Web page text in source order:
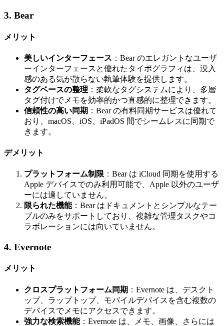
3. Bear
メリット
美しいインターフェース ：Bear のエレガントなユーザ
ーインターフェースと優れたタイポグラフィは、没入
感のある気が散らない執筆体験を提供します。
タグベースの整理 ：柔軟なタグシステムにより、多層
タグ付けでメモを効率的かつ直感的に整理できます。
信頼性の高い同期 ：Bear の有料同期サービスは優れて
おり、macOS、iOS、iPadOS 間でシームレスに同期で
きます。
デメリット
プラットフォーム制限 ：Bear は iCloud 同期を使用する
Apple デバイスでのみ利用可能で、Apple 以外のユーザ
ーには適していません。
限られた機能：Bear はドキュメントとシンプルなテー
ブルのみをサポートしており、複雑な管理タスクやコ
ラボレーションには向いていません。
4. Evernote
メリット
クロスプラットフォーム同期 ：Evernote は、デスクト
ップ、ラップトップ、モバイルデバイスを含む複数の
デバイスでメモにアクセスできます。
強力な検索機能：Evernote は、メモ、画像、さらには